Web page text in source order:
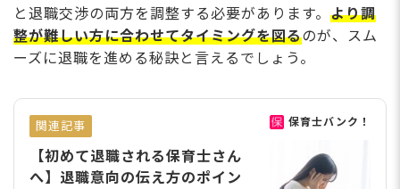
と退職交渉の両方を調整する必要があります。 より調
整が難しい方に合わせてタイミングを図るのが、スム
ーズに退職を進める秘訣と言えるでしょう。
関連記事
【初めて退職される保育士さん
へ】退職意向の伝え方のポイン
保育士バンク！